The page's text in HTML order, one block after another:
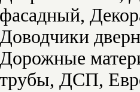
фасадный,
Доводчики
Дорожные
трубы, ДСП,